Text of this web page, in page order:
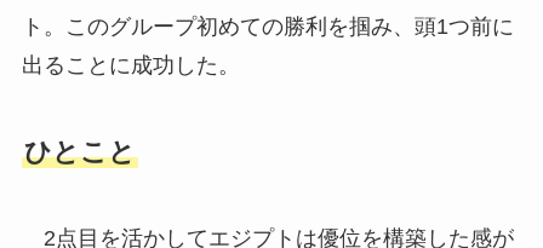
ト。このグループ初めての勝利を掴み、頭1つ前に
出ることに成功した。
ひとこと
2点目を活かしてエジプトは優位を構築した感が